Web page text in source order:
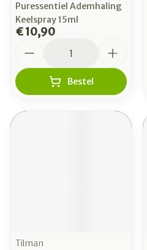
Puressentiel Ademhaling
Keelspray 15ml
€ 10,90
Bestel
Tilman